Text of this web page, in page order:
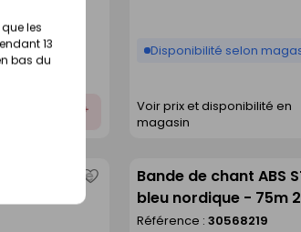
les
13
bas du
Ajouter
Disponibilité selon
Voir prix et disponibilité en
magasin
Fjord chêneEnregistrer
comme
Bande de chant ABS
bleu nordique - 75m
Référence : 30568219